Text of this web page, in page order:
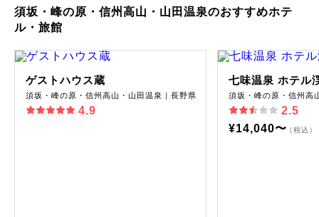
須坂・峰の原・信州高山・山田温泉のおすすめホテ
ル・旅館
ゲストハウス蔵
須坂・峰の原・信州高山・山田温泉｜長野県
4.9
七味温泉 ホテル
須坂・峰の原・信州高
2.5
¥14,040〜（税込）